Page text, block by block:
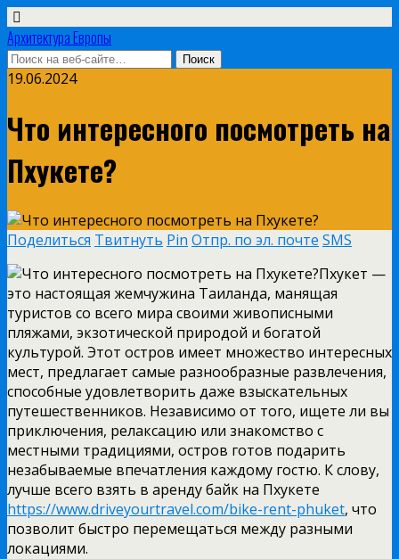
Архитектура Европы
19.06.2024
Что интересного посмотреть на
Пхукете?
Поделиться Твитнуть Pin Отпр. по эл. почте SMS
Пхукет —
это настоящая жемчужина Таиланда, манящая
туристов со всего мира своими живописными
пляжами, экзотической природой и богатой
культурой. Этот остров имеет множество интересных
мест, предлагает самые разнообразные развлечения,
способные удовлетворить даже взыскательных
путешественников. Независимо от того, ищете ли вы
приключения, релаксацию или знакомство с
местными традициями, остров готов подарить
незабываемые впечатления каждому гостю. К слову,
лучше всего взять в аренду байк на Пхукете
https://www.driveyourtravel.com/bike-rent-phuket, что
позволит быстро перемещаться между разными
локациями.